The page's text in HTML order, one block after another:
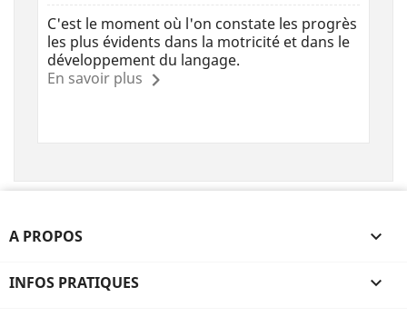
C'est le moment où l'on constate les progrès
les plus évidents dans la motricité et dans le
développement du langage.
En savoir plus
A PROPOS 
INFOS PRATIQUES 